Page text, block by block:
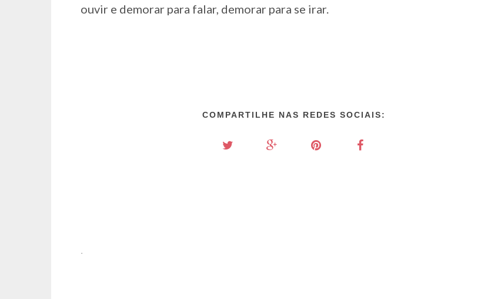
ouvir e demorar para falar, demorar para se irar.
COMPARTILHE NAS REDES SOCIAIS:
.